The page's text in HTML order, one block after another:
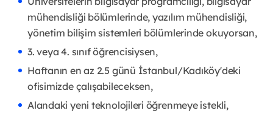
mühendisliği bölümlerinde, yazılım mühendisliği,
yönetim bilişim sistemleri bölümlerinde okuyorsan,
3. veya 4. sınıf öğrencisiysen,
Haftanın en az 2.5 günü İstanbul/Kadıköy'deki
ofisimizde çalışabileceksen,
Alandaki yeni teknolojileri öğrenmeye istekli,